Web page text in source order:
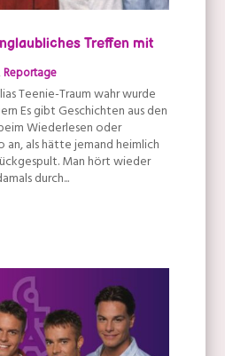
Treffen mit
Reportage
Teenie-Traum wahr wurde
Es gibt Geschichten aus den
Wiederlesen oder
als hätte jemand heimlich
Man hört wieder
durch...